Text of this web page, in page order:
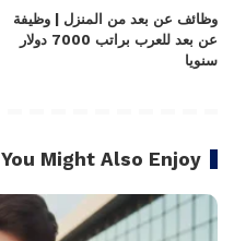
وظائف عن بعد من المنزل | وظيفة
عن بعد للعرب براتب 7000 دولار
سنويا
You Might Also Enjoy